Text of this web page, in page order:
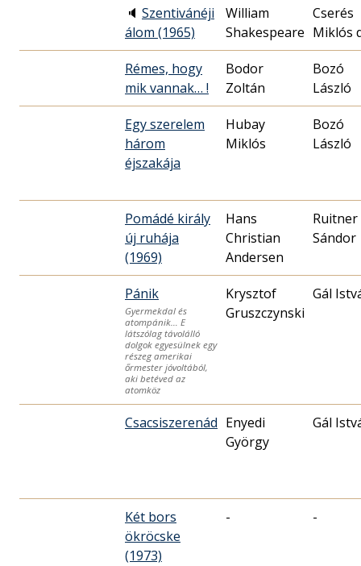
🔈 Szentivánéji
álom (1965)
William
Shakespeare
Cserés
Miklós
Rémes, hogy
mik vannak… !
Bodor
Zoltán
Bozó
László
Egy szerelem
három
éjszakája
Hubay
Miklós
Bozó
László
Pomádé király
új ruhája
(1969)
Hans
Christian
Andersen
Ruitner
Sándor
Pánik
Gyermekdal és
atompánik… E
látszólag távolálló
dolgok egyesülnek egy
részeg amerikai
őrmester jóvoltából,
aki betéved az
atomköz
Krysztof
Gruszczynski
Gál
Csacsiszerenád Enyedi
György
Gál
Két bors
ökröcske
(1973)
- -